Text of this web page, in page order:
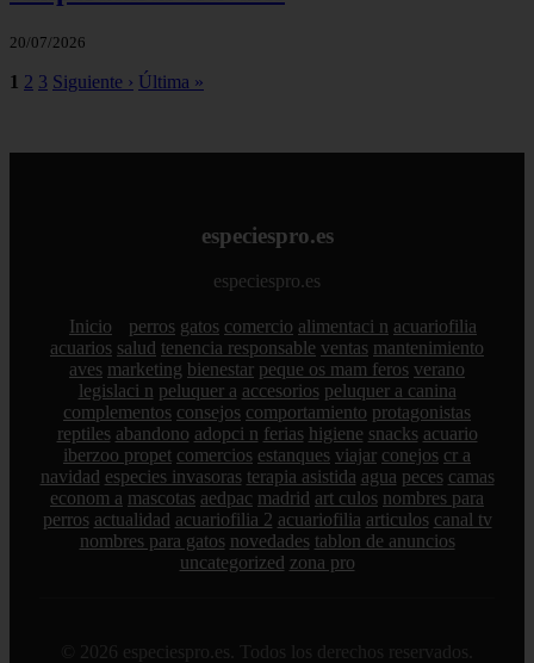
20/07/2026
1 2 3 Siguiente › Última »
especiespro.es
especiespro.es
Inicio perros gatos comercio alimentaci n acuariofilia
acuarios salud tenencia responsable ventas mantenimiento
aves marketing bienestar peque os mam feros verano
legislaci n peluquer a accesorios peluquer a canina
complementos consejos comportamiento protagonistas
reptiles abandono adopci n ferias higiene snacks acuario
iberzoo propet comercios estanques viajar conejos cr a
navidad especies invasoras terapia asistida agua peces camas
econom a mascotas aedpac madrid art culos nombres para
perros actualidad acuariofilia 2 acuariofilia articulos canal tv
nombres para gatos novedades tablon de anuncios
uncategorized zona pro
© 2026 especiespro.es. Todos los derechos reservados.